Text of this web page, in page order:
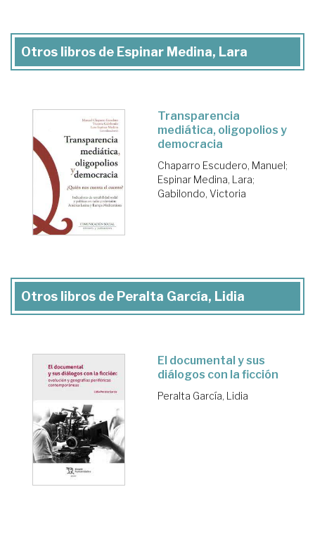
Otros libros de Espinar Medina, Lara
Transparencia
mediática, oligopolios y
democracia
Chaparro Escudero, Manuel;
Espinar Medina, Lara;
Gabilondo, Victoria
Otros libros de Peralta García, Lidia
El documental y sus
diálogos con la ficción
Peralta García, Lidia